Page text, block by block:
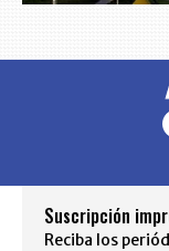
Suscripción
Reciba los